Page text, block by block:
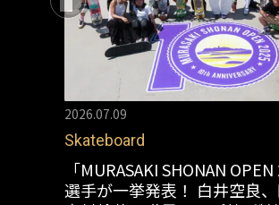
2026.07.09
Skateboard
「MURASAKI SHONAN
選手が一挙発表！ 白井空良、